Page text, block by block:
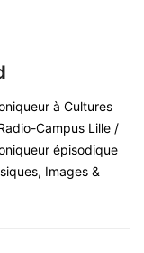
à Cultures
Campus Lille /
épisodique
Images &